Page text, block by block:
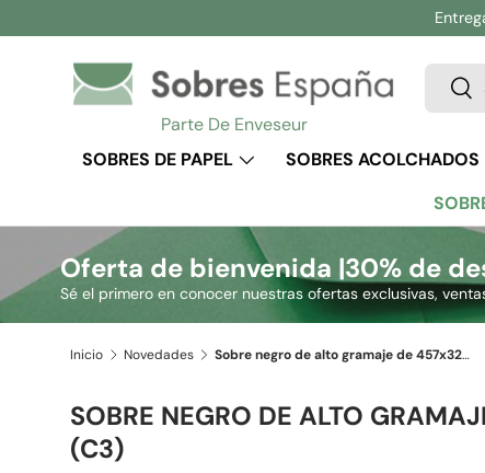
Ir al contenido
Parte De Enveseur
Buscar
SOBRES DE PAPEL SOBRES ACOLCHADOS
Oferta de bienvenida |30% de
Sé el primero en conocer nuestras ofertas exclusivas,
Inicio Novedades Sobre negro de alto gramaje de 457x324 mm (C3)
SOBRE NEGRO DE ALTO
(C3)